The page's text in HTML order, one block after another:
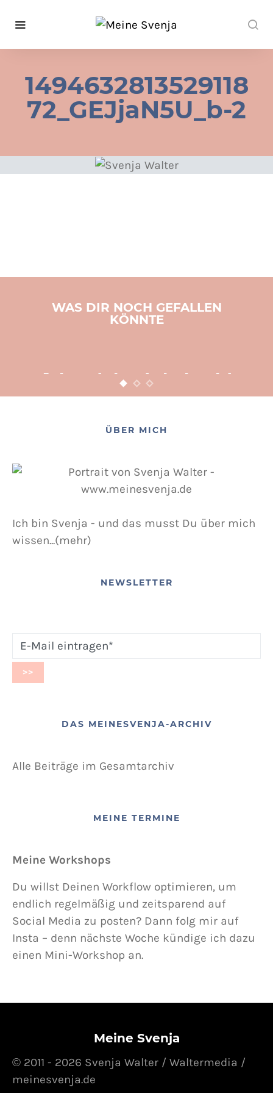
1494632813529118
72_GEJjaN5U_b-2
WAS DIR NOCH GEFALLEN
KÖNNTE
Adventsbasteln leicht
gemacht
POSTED ON
ÜBER MICH
Ich bin Svenja - und das musst Du über mich
wissen...(mehr)
NEWSLETTER
DAS MEINESVENJA-ARCHIV
Alle Beiträge im Gesamtarchiv
MEINE TERMINE
Meine Workshops
Du willst Deinen Workflow optimieren, um
endlich regelmäßig und zeitsparend auf
Social Media zu posten? Dann folg mir auf
Insta – denn nächste Woche kündige ich dazu
einen Mini-Workshop an.
Meine Svenja
© 2011 - 2026 Svenja Walter / Waltermedia /
meinesvenja.de